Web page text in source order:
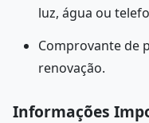
luz, água ou
Comprovante de
renovação.
Informações